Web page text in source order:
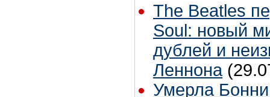
The Beatles
Soul: новый
дублей и
Леннона
Умерла